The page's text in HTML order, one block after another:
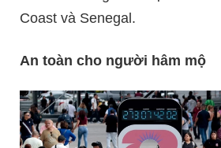
Coast và Senegal.
An toàn cho người hâm mộ